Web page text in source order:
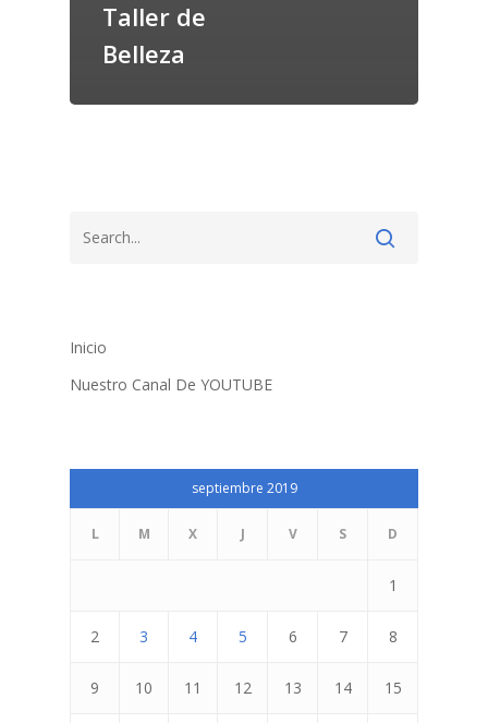
Taller de
Belleza
Inicio
Nuestro Canal De YOUTUBE
septiembre 2019
L M X J V S D
1
2 3 4 5 6 7 8
9 10 11 12 13 14 15
Inicio